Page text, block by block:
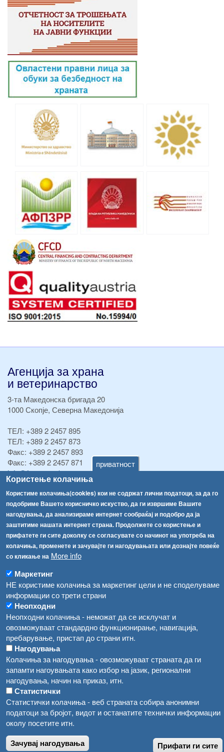
приватност
Користење колачиња
Користиме колачиња(cookies) кои не содржат лични податоци, за да го
подобриме Вашето корисничко искуство, да ги извршиме Вашите
нагодувања, да анализираме интернет сообраќај и подобро да ја
заштитиме нашата интернет страна. Продолжете со користење и
прифатете ги сите доколку се согласувате со начинот на употреба на
колачиња, променете и зачувајте ги нагодувањата или дознајте повеќе
со кликање на More info
Маркетинг
НЕ користиме колачиња за маркетинг цели и не споделуваме
информации со трети страни
Неопходни
Неопходни колачиња - неможат да се исклучат и
овозможуваат стандардно функционирање, навигација,
пребарување, пристап до страни итн.
Нагодувања
Колачиња за нагодувања - овозможуваат страната да ги
запамти нагоувањата како избор на јазик, регионални
нагодувања, начин на приказ, итн.
Статистички
Статистички колачиња - веб страната собира анонимни
податоци за бројот, видот и останатите технички информации
околу посетите итн.
Зачувај нагодувања Прифати ги сите
Агенција за храна
и ветеринарство
3-та Македонска бригада 20
1000 Скопје, Северна Македонија
ТЕЛ: +389 2 2457 895
ТЕЛ: +389 2 2457 873
Факс: +389 2 2457 893
Факс: +389 2 2457 871
info@fva.gov.mk
[АХВ-претходна страна]
Соопштенија
Република Бугарија ги засили официјалните контроли при увоз на свежо овошје и зеленчук
Високите температури ризик од труење со храна, опасни се и за животните
Водата во Гостивар може да се користи како техничка, продолжува испораката на флаширана вода
Во Гостивар спроведени 70 вонредни контроли
Забраната за водата во Гостивар останува на сила, операторите да користат само технички безбедна вода
Навигација
Архива
Регистри
Обрасци
Огласи